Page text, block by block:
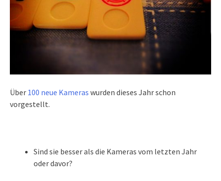
Über 100 neue Kameras wurden dieses Jahr schon
vorgestellt.
Sind sie besser als die Kameras vom letzten Jahr
oder davor?